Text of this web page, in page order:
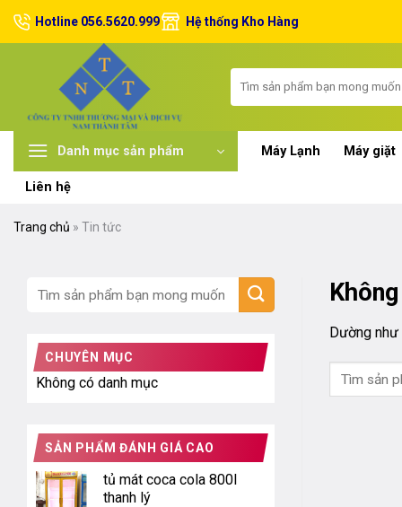
Chuyển
đến
Hotline 056.5620.999 Hệ thống Kho Hàng
kiếm:
Danh mục sản phẩm Máy Lạnh Máy giặt
Liên hệ
Trang chủ » Tin tức
CHUYÊN MỤC
Không có danh mục
SẢN PHẨM ĐÁNH GIÁ CAO
tủ mát coca cola 800l
thanh lý
Dường